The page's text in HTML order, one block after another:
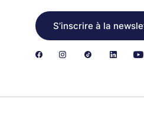
S’inscrire à la